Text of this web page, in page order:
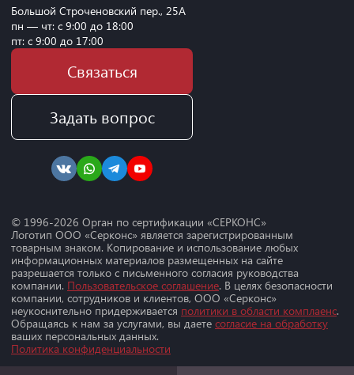
Большой Строченовский пер., 25А
пн — чт: с 9:00 до 18:00
пт: с 9:00 до 17:00
Связаться
Задать вопрос
© 1996-2026 Орган по сертификации «СЕРКОНС»
Логотип ООО «Серконс» является зарегистрированным
товарным знаком. Копирование и использование любых
информационных материалов размещенных на сайте
разрешается только с письменного согласия руководства
компании. Пользовательское соглашение. В целях безопасности
компании, сотрудников и клиентов, ООО «Серконс»
неукоснительно придерживается политики в области комплаенс.
Обращаясь к нам за услугами, вы даете согласие на обработку
ваших персональных данных.
Политика конфиденциальности